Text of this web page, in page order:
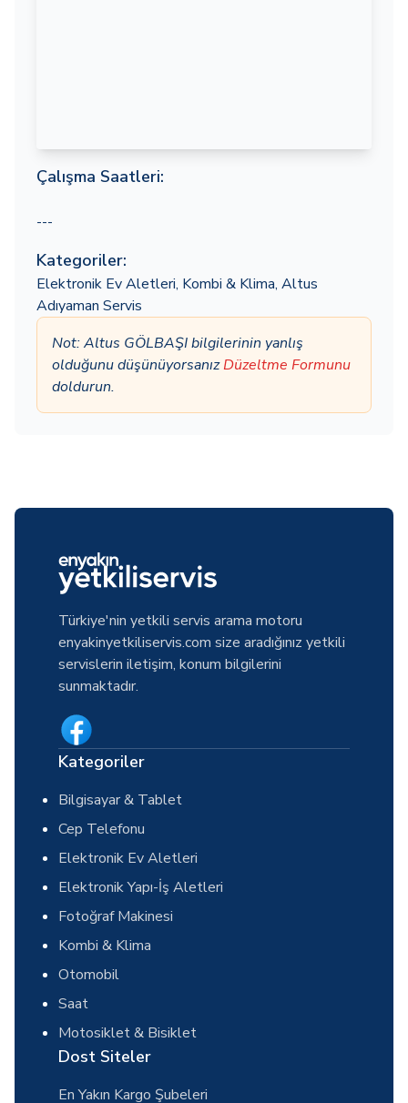
Çalışma Saatleri:
---
Kategoriler:
Elektronik Ev Aletleri, Kombi & Klima, Altus
Adıyaman Servis
Not: Altus GÖLBAŞI bilgilerinin yanlış
olduğunu düşünüyorsanızDüzeltme Formunu
doldurun.
Türkiye'nin yetkili servis arama motoru
enyakinyetkiliservis.com size aradığınız yetkili
servislerin iletişim, konum bilgilerini
sunmaktadır.
Kategoriler
Bilgisayar & Tablet
Cep Telefonu
Elektronik Ev Aletleri
Elektronik Yapı-İş Aletleri
Fotoğraf Makinesi
Kombi & Klima
Otomobil
Saat
Motosiklet & Bisiklet
Dost Siteler
En Yakın Kargo Şubeleri